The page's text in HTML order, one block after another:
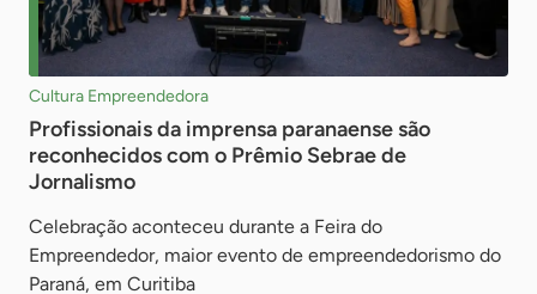
Cultura Empreendedora
Profissionais da imprensa paranaense são
reconhecidos com o Prêmio Sebrae de
Jornalismo
Celebração aconteceu durante a Feira do
Empreendedor, maior evento de empreendedorismo do
Paraná, em Curitiba